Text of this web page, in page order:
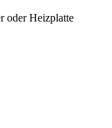
oder Heizplatte